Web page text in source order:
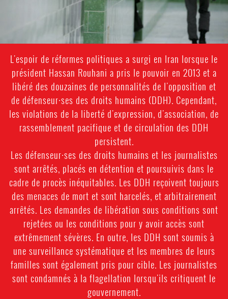
L'espoir de réformes politiques a surgi en Iran lorsque le
président Hassan Rouhani a pris le pouvoir en 2013 et a
libéré des douzaines de personnalités de l'opposition et
de défenseur·ses des droits humains (DDH). Cependant,
les violations de la liberté d'expression, d'association, de
rassemblement pacifique et de circulation des DDH
persistent.
Les défenseur·ses des droits humains et les journalistes
sont arrêtés, placés en détention et poursuivis dans le
cadre de procès inéquitables. Les DDH reçoivent toujours
des menaces de mort et sont harcelés, et arbitrairement
arrêtés. Les demandes de libération sous conditions sont
rejetées ou les conditions pour y avoir accès sont
extrêmement sévères. En outre, les DDH sont soumis à
une surveillance systématique et les membres de leurs
familles sont également pris pour cible. Les journalistes
sont condamnés à la flagellation lorsqu'ils critiquent le
gouvernement.